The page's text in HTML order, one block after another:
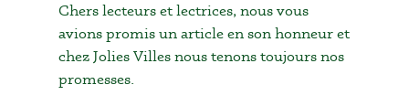
Chers lecteurs et lectrices, nous vous
avions promis un article en son honneur et
chez Jolies Villes nous tenons toujours nos
promesses.